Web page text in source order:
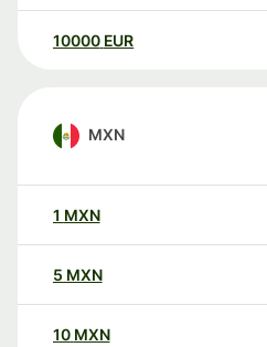
10000 EUR
MXN
1 MXN
5 MXN
10 MXN